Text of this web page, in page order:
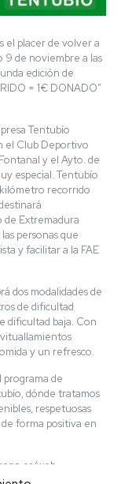
el placer de volver a
de noviembre a las
edición de
= 1€ DONADO”
Tentubío
el Club Deportivo
y el Ayto. de
especial. Tentubío
recorrido
de Extremadura
personas que
y facilitar a la FAE
dos modalidades de
de dificultad
dificultad baja. Con
y un refresco.
programa de
dónde tratamos
respetuosas
forma positiva en
web-
recorrido–1-